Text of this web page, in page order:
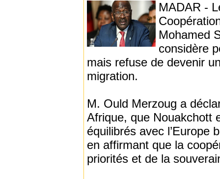
MADAR -
Mohamed
considère
mais refuse de devenir
migration.
M. Ould Merzoug a
Afrique, que Nouakchott
équilibrés avec l’Europe
en affirmant que la
priorités et de la